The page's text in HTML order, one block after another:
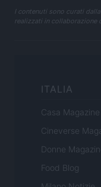
I contenuti sono curati
realizzati in collaborazione
ITALIA
Casa Magazine
Cineverse
Donne
Food Blog